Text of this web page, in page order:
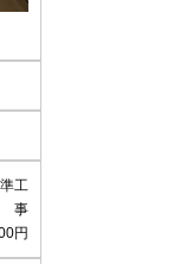
工
事
円